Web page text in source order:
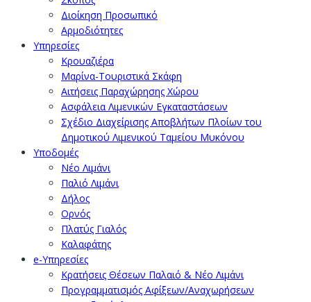
Διοίκηση Προσωπικό
Αρμοδιότητες
Υπηρεσίες
Κρουαζιέρα
Μαρίνα-Τουριστικά Σκάφη
Αιτήσεις Παραχώρησης Χώρου
Ασφάλεια Λιμενικών Εγκαταστάσεων
Σχέδιο Διαχείρισης Αποβλήτων Πλοίων του
Δημοτικού Λιμενικού Ταμείου Μυκόνου
Υποδομές
Νέο Λιμάνι
Παλιό Λιμάνι
Δήλος
Ορνός
Πλατύς Γιαλός
Καλαφάτης
e-Υπηρεσίες
Κρατήσεις Θέσεων Παλαιό & Νέο Λιμάνι
Προγραμματισμός Αφίξεων/Αναχωρήσεων